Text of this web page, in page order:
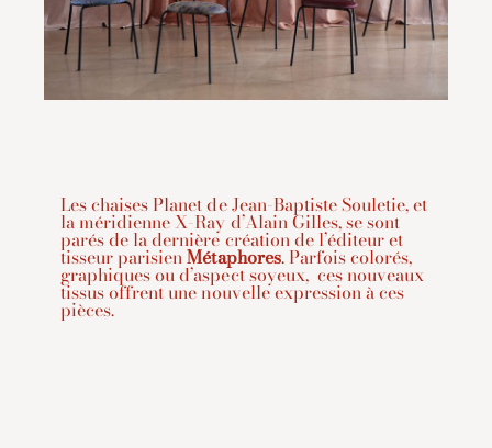
Les chaises Planet de Jean-Baptiste Souletie, et
la méridienne X-Ray d’Alain Gilles, se sont
parés de la dernière création de l’éditeur et
tisseur parisienMétaphores. Parfois colorés,
graphiques ou d’aspect soyeux, ces nouveaux
tissus offrent une nouvelle expression à ces
pièces.